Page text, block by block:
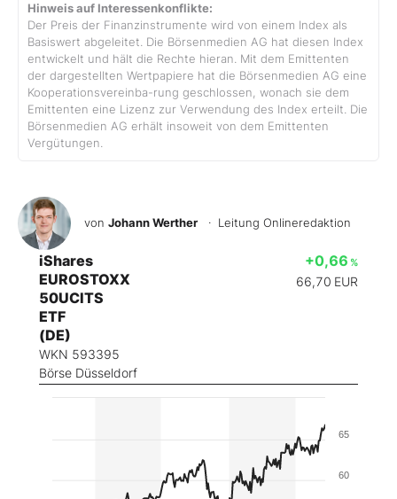
Hinweis auf Interessenkonflikte:
Der Preis der Finanzinstrumente wird von einem Index als
Basiswert abgeleitet. Die Börsenmedien AG hat diesen Index
entwickelt und hält die Rechte hieran. Mit dem Emittenten
der dargestellten Wertpapiere hat die Börsenmedien AG eine
Kooperationsvereinba-rung geschlossen, wonach sie dem
Emittenten eine Lizenz zur Verwendung des Index erteilt. Die
Börsenmedien AG erhält insoweit von dem Emittenten
Vergütungen.
von Johann Werther · Leitung Onlineredaktion
iShares
EUROSTOXX
50UCITS
ETF
(DE)
WKN 593395
Börse Düsseldorf
+0,66 %
66,70 EUR
60
65